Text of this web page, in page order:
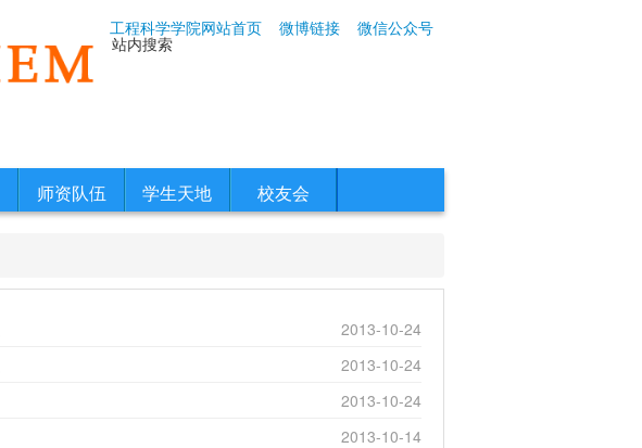
工程科学学院网站首页 微博链接 微信公众号
站内搜索
师资队伍 学生天地 校友会
2013-10-24
2013-10-24
2013-10-24
2013-10-14